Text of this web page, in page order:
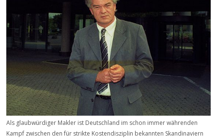
Als glaubwürdiger Makler ist Deutschland im schon immer währenden
Kampf zwischen den für strikte Kostendisziplin bekannten Skandinaviern